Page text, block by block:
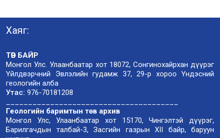
Хаяг:
ТӨВ БАЙР
Монгол Улс. Улаанбаатар хот 18072, Сонгинохайрхан дүүрэг
Үйлдвэрчний Эвлэлийн гудамж 37, 29-р хороо Үндэсний
геологийн алба
Утас: 976-70181208
Геологийн баримтын төв архив
Монгол Улс, Улаанбаатар хот 15170, Чингэлтэй дүүрэг,
Барилгачдын талбай-3, Засгийн газрын XII байр, баруун